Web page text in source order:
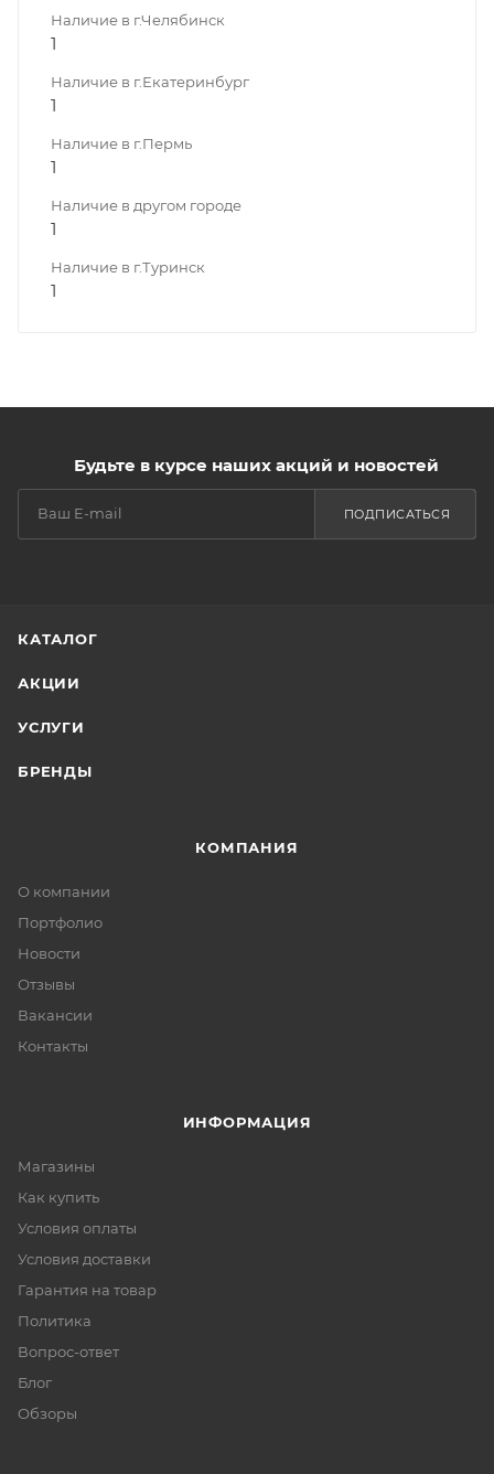
Наличие в г.Челябинск
1
Наличие в г.Екатеринбург
1
Наличие в г.Пермь
1
Наличие в другом городе
1
Наличие в г.Туринск
1
Будьте в курсе наших акций и новостей
ПОДПИСАТЬСЯ
КАТАЛОГ
АКЦИИ
УСЛУГИ
БРЕНДЫ
КОМПАНИЯ
О компании
Портфолио
Новости
Отзывы
Вакансии
Контакты
ИНФОРМАЦИЯ
Магазины
Как купить
Условия оплаты
Условия доставки
Гарантия на товар
Политика
Вопрос-ответ
Блог
Обзоры